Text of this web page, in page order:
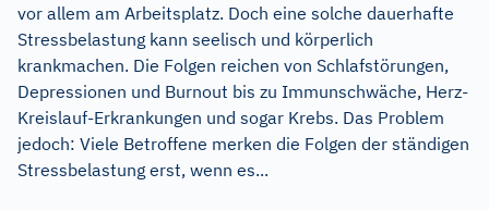
vor allem am Arbeitsplatz. Doch eine solche dauerhafte
Stressbelastung kann seelisch und körperlich
krankmachen. Die Folgen reichen von Schlafstörungen,
Depressionen und Burnout bis zu Immunschwäche, Herz-
Kreislauf-Erkrankungen und sogar Krebs. Das Problem
jedoch: Viele Betroffene merken die Folgen der ständigen
Stressbelastung erst, wenn es...